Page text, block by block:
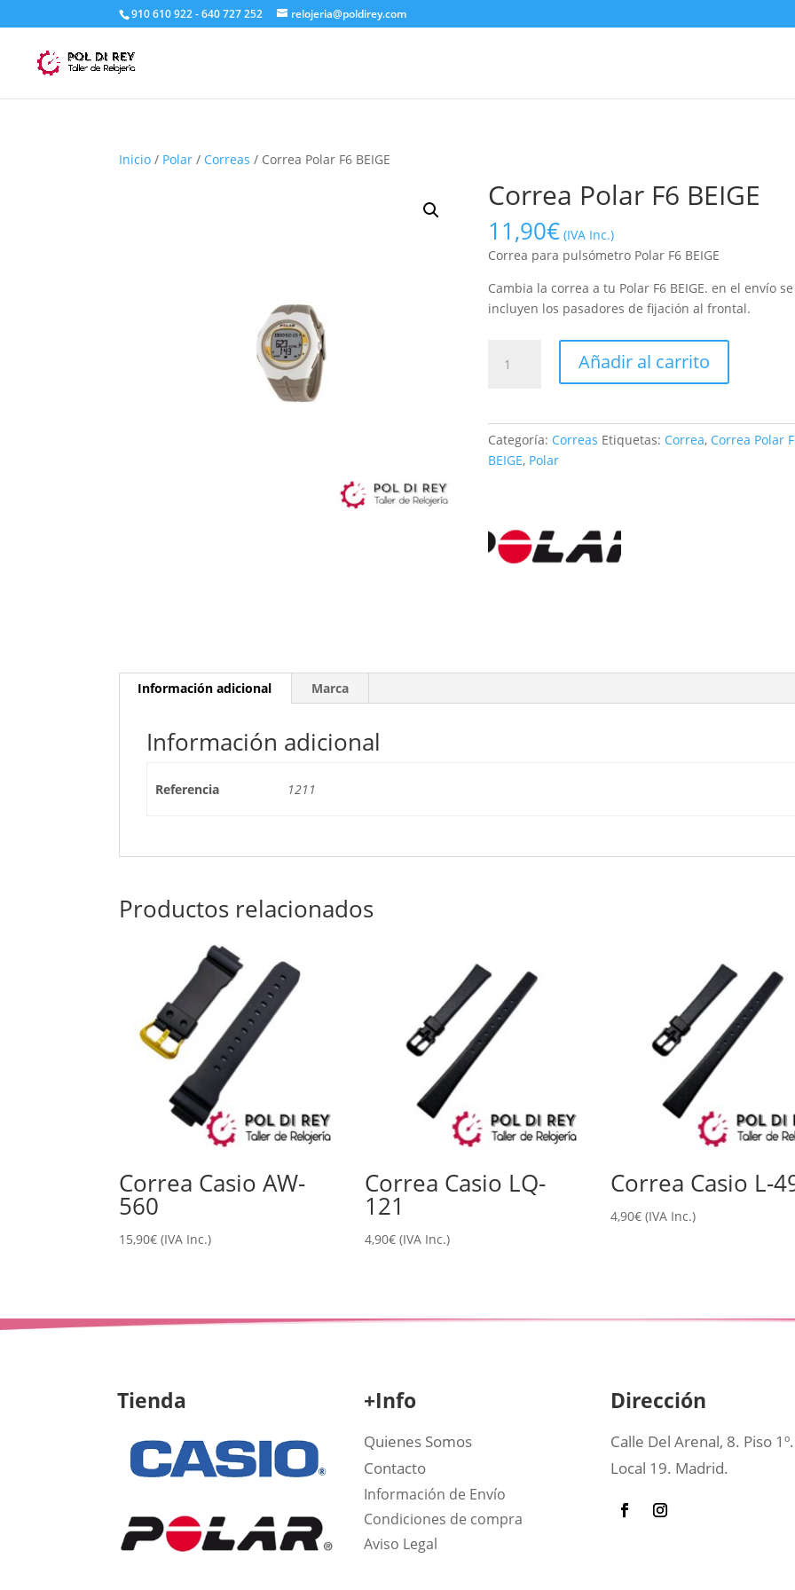
910 610 922 - 640 727 252 relojeria@poldirey.com
Inicio / Polar / Correas / Correa Polar F6 BEIGE
Correa Polar F6 BEIGE
11,90€ (IVA Inc.)
Correa para pulsómetro Polar F6 BEIGE
Cambia la correa a tu Polar F6 BEIGE. en el envío se
incluyen los pasadores de fijación al frontal.
Polar
cantidad
Añadir al carrito
Categoría: Correas Etiquetas: Correa, Correa Polar
BEIGE, Polar
Información adicional Marca
Información adicional
Referencia 1211
Productos relacionados
Correa Casio AW-
560
15,90€ (IVA Inc.)
Correa Casio LQ-
121
4,90€ (IVA Inc.)
Correa Casio L-
4,90€ (IVA Inc.)
Tienda +Info
Quienes Somos
Contacto
Información de Envío
Condiciones de compra
Aviso Legal
Dirección
Calle Del Arenal, 8. Piso 1º.
Local 19. Madrid.